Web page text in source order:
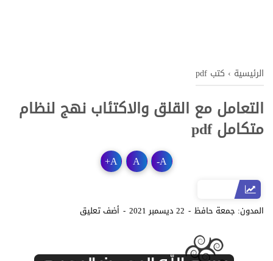
الرئيسية › كتب pdf
التعامل مع القلق والاكتئاب نهج لنظام
متكامل pdf
A
-
A
A
+
المدون: جمعة حافظ 22 ديسمبر 2021 أضف تعليق